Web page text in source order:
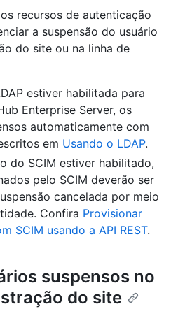
recursos de autenticação
a suspensão do usuário
do site ou na linha de
estiver habilitada para
Enterprise Server, os
automaticamente com
em Usando o LDAP.
do SCIM estiver habilitado,
pelo SCIM deverão ser
cancelada por meio
Confira Provisionar
SCIM usando a API REST.
suspensos no
do site